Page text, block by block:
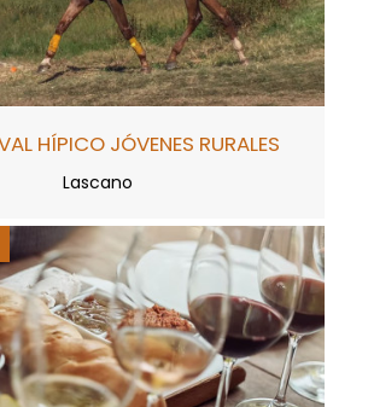
HÍPICO JÓVENES RURALES
Lascano